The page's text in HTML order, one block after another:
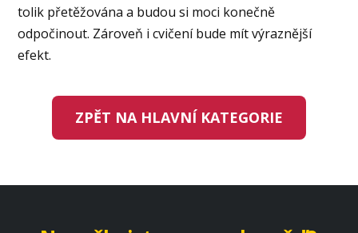
tolik přetěžována a budou si moci konečně
odpočinout. Zároveň i cvičení bude mít výraznější
efekt.
ZPĚT NA HLAVNÍ KATEGORIE